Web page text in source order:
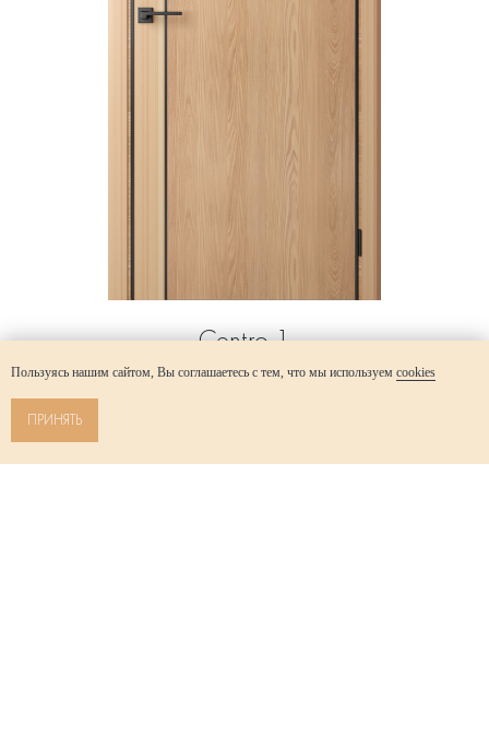
Centro 1
Пользуясь нашим сайтом, Вы соглашаетесь с тем, что мы используем cookies
ПРИНЯТЬ